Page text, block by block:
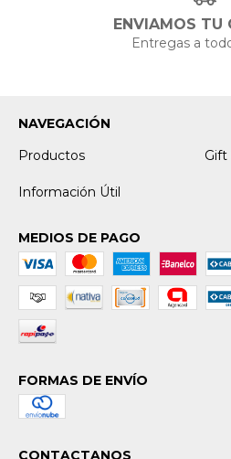
ENVIAMOS TU
Entregas a
NAVEGACIÓN
Productos
Gift
Información Útil
MEDIOS DE PAGO
FORMAS DE ENVÍO
CONTACTANOS